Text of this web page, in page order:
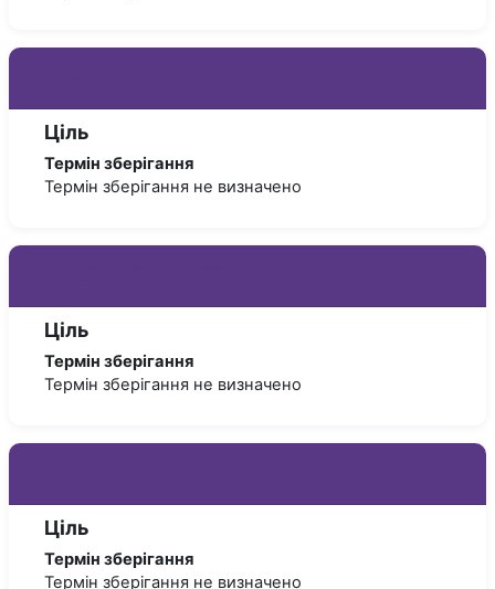
Ціль
Термін зберігання
Термін зберігання не визначено
Ціль
Термін зберігання
Термін зберігання не визначено
Ціль
Термін зберігання
Термін зберігання не визначено